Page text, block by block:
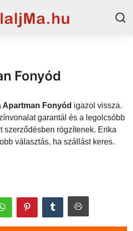
Fonyód
Apartman Fonyód igazol vissza.
garantál és a legolcsóbb
szerződésben rögzítenek. Erika
választás, ha szállást keres.